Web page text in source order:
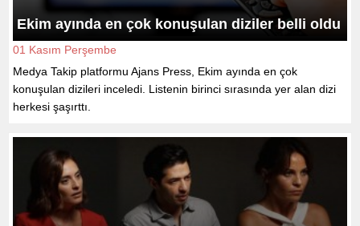
Ekim ayında en çok konuşulan diziler belli oldu
01 Kasım Perşembe
Medya Takip platformu Ajans Press, Ekim ayında en çok
konuşulan dizileri inceledi. Listenin birinci sırasında yer alan dizi
herkesi şaşırttı.